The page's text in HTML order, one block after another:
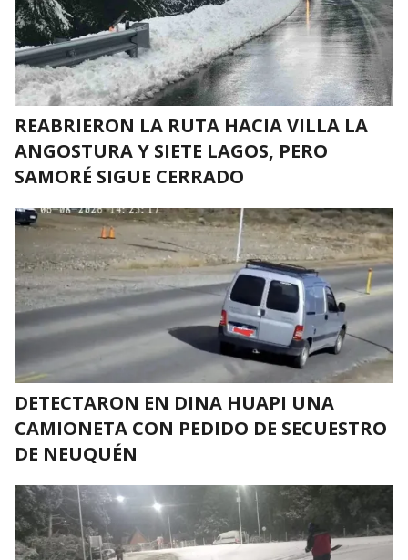
REABRIERON LA RUTA HACIA VILLA LA
ANGOSTURA Y SIETE LAGOS, PERO
SAMORÉ SIGUE CERRADO
DETECTARON EN DINA HUAPI UNA
CAMIONETA CON PEDIDO DE SECUESTRO
DE NEUQUÉN